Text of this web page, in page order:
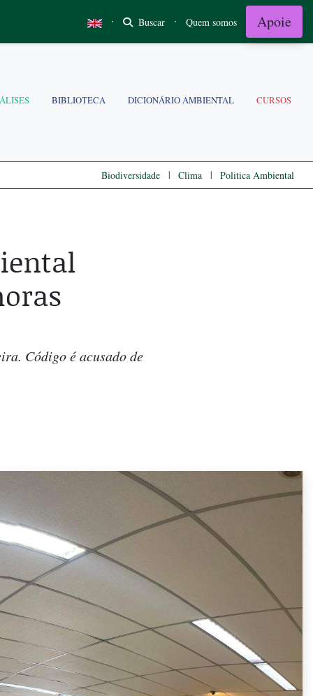
· Buscar · Quem somos Apoie
BIBLIOTECA DICIONÁRIO AMBIENTAL CURSOS
Biodiversidade | Clima | Politica Ambiental
Código é acusado de